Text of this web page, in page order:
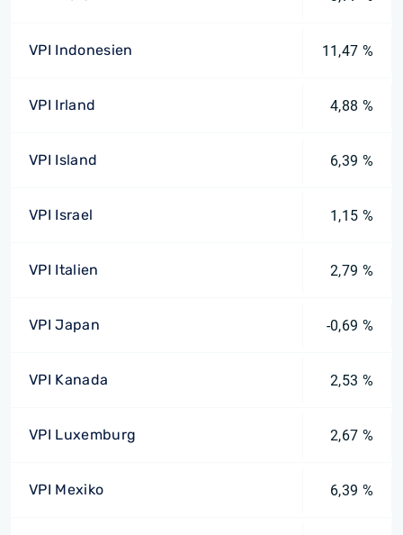
VPI Indonesien 11,47 %
VPI Irland 4,88 %
VPI Island 6,39 %
VPI Israel 1,15 %
VPI Italien 2,79 %
VPI Japan -0,69 %
VPI Kanada 2,53 %
VPI Luxemburg 2,67 %
VPI Mexiko 6,39 %